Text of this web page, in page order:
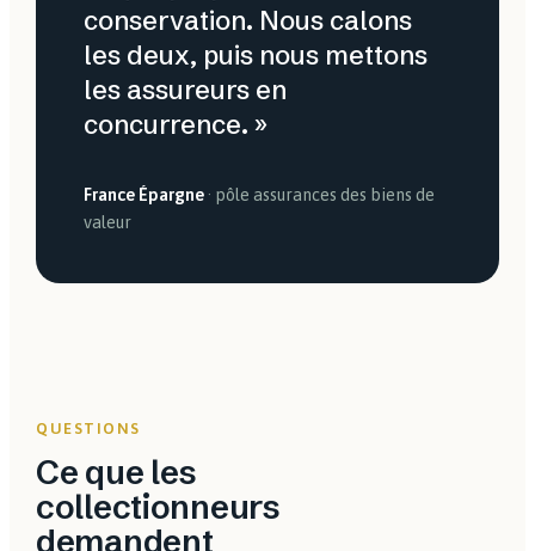
conservation. Nous calons
les deux, puis nous mettons
les assureurs en
concurrence. »
France Épargne · pôle assurances des biens de
valeur
QUESTIONS
Ce que les
collectionneurs
demandent